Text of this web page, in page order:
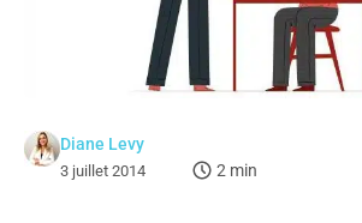
Diane Levy
3 juillet 2014 2 min